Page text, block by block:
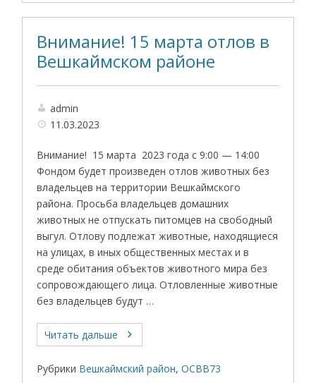
Внимание! 15 марта отлов в
Вешкаймском районе
admin
11.03.2023
Внимание! 15 марта 2023 года с 9:00 — 14:00
Фондом будет произведен отлов животных без
владельцев на территории Вешкаймского
района. Просьба владельцев домашних
животных не отпускать питомцев на свободный
выгул. Отлову подлежат животные, находящиеся
на улицах, в иных общественных местах и в
среде обитания объектов животного мира без
сопровождающего лица. Отловленные животные
без владельцев будут …
Читать дальше
Рубрики Вешкаймский район,ОСВВ73